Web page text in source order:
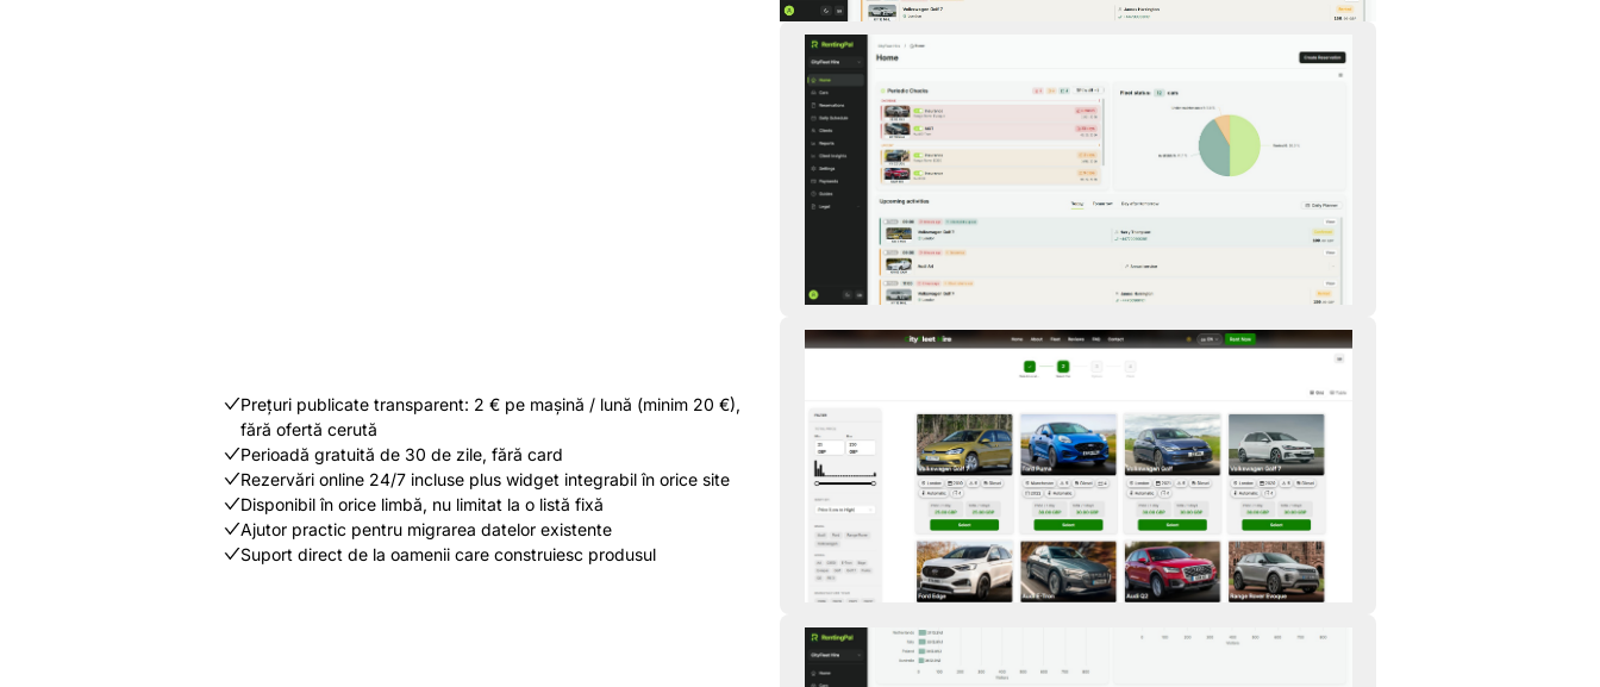
Prețuri publicate transparent: 2 € pe mașină / lună (minim 20 €),
fără ofertă cerută
Perioadă gratuită de 30 de zile, fără card
Rezervări online 24/7 incluse plus widget integrabil în orice site
Disponibil în orice limbă, nu limitat la o listă fixă
Ajutor practic pentru migrarea datelor existente
Suport direct de la oamenii care construiesc produsul